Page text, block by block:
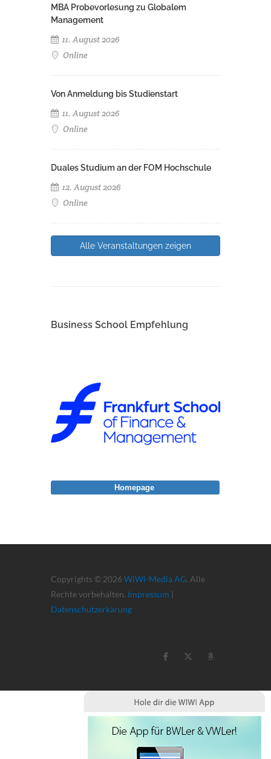
MBA Probevorlesung zu Globalem
Management
11. August 2026
Online
Von Anmeldung bis Studienstart
11. August 2026
Online
Duales Studium an der FOM Hochschule
12. August 2026
Online
Alle Veranstaltungen zeigen
Business School Empfehlung
Copyrights © 2026 WiWi-Media AG. Alle
Rechte vorbehalten. Impressum |
Datenschutzerkärung
Homepage